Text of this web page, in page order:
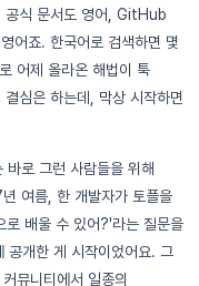
공식 문서도 영어, GitHub
죠. 한국어로 검색하면 몇
어제 올라온 해법이 툭
심은 하는데, 막상 시작하면
바로 그런 사람들을 위해
여름, 한 개발자가 토플을
로 배울 수 있어?'라는 질문을
개한 게 시작이었어요. 그
뮤니티에서 일종의